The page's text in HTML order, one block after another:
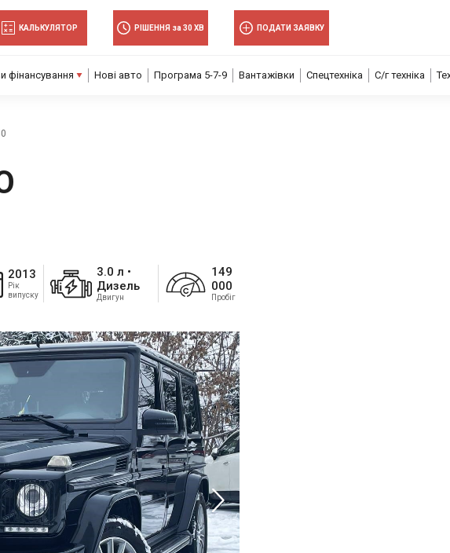
КАЛЬКУЛЯТОР РІШЕННЯ за 30 ХВ ПОДАТИ ЗАЯВКУ
фінансування Нові авто Програма 5-7-9 Вантажівки Спецтехніка С/г техніка
2013
Рік
випуску
3.0 л •
Дизель
Двигун
149
000
Пробіг